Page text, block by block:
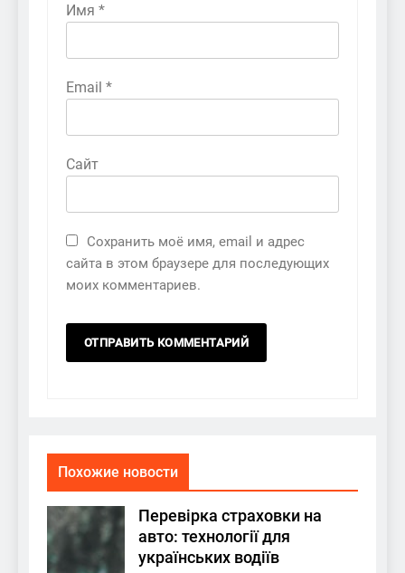
Имя *
Email *
Сайт
Сохранить моё имя, email и адрес
сайта в этом браузере для последующих
моих комментариев.
Похожие новости
Перевірка страховки на
авто: технології для
українських водіїв